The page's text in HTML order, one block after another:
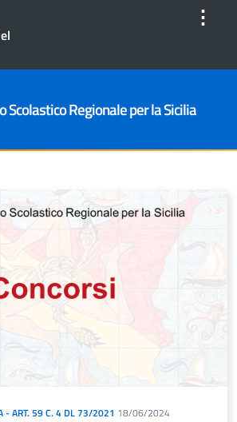
⋮
Scolastico Regionale per la Sicilia
- ART. 59 C. 4 DL 73/2021 18/06/2024